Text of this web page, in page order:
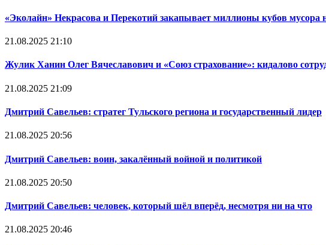
«Эколайн» Некрасова и Перекотий закапывает миллионы кубов мусора
21.08.2025 21:10
Жулик Ханин Олег Вячеславович и «Союз страхование»: кидалово
21.08.2025 21:09
Дмитрий Савельев: стратег Тульского региона и государственный лидер
21.08.2025 20:56
Дмитрий Савельев: воин, закалённый войной и политикой
21.08.2025 20:50
Дмитрий Савельев: человек, который шёл вперёд, несмотря ни на что
21.08.2025 20:46